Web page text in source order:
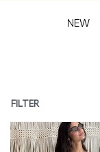
NEW
FILTER